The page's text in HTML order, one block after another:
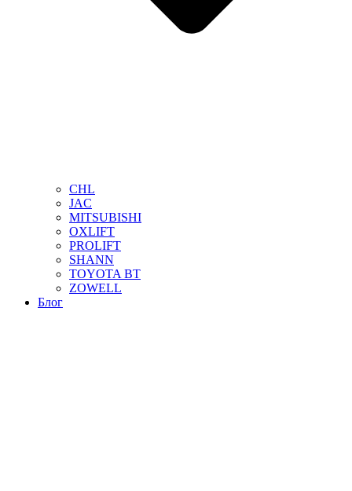
CHL
JAC
MITSUBISHI
OXLIFT
PROLIFT
SHANN
TOYOTA BT
ZOWELL
Блог